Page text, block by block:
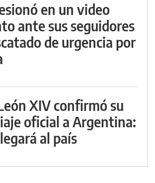
en un video
ante sus seguidores
de urgencia por
XIV confirmó su
oficial a Argentina:
al país